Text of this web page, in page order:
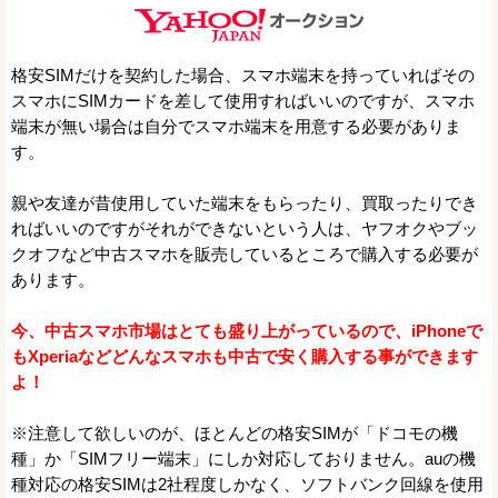
格安SIMだけを契約した場合、スマホ端末を持っていればその
スマホにSIMカードを差して使用すればいいのですが、スマホ
端末が無い場合は自分でスマホ端末を用意する必要がありま
す。
親や友達が昔使用していた端末をもらったり、買取ったりでき
ればいいのですがそれができないという人は、ヤフオクやブッ
クオフなど中古スマホを販売しているところで購入する必要が
あります。
今、中古スマホ市場はとても盛り上がっているので、iPhoneで
もXperiaなどどんなスマホも中古で安く購入する事ができます
よ！
※注意して欲しいのが、ほとんどの格安SIMが「ドコモの機
種」か「SIMフリー端末」にしか対応しておりません。auの機
種対応の格安SIMは2社程度しかなく、ソフトバンク回線を使用